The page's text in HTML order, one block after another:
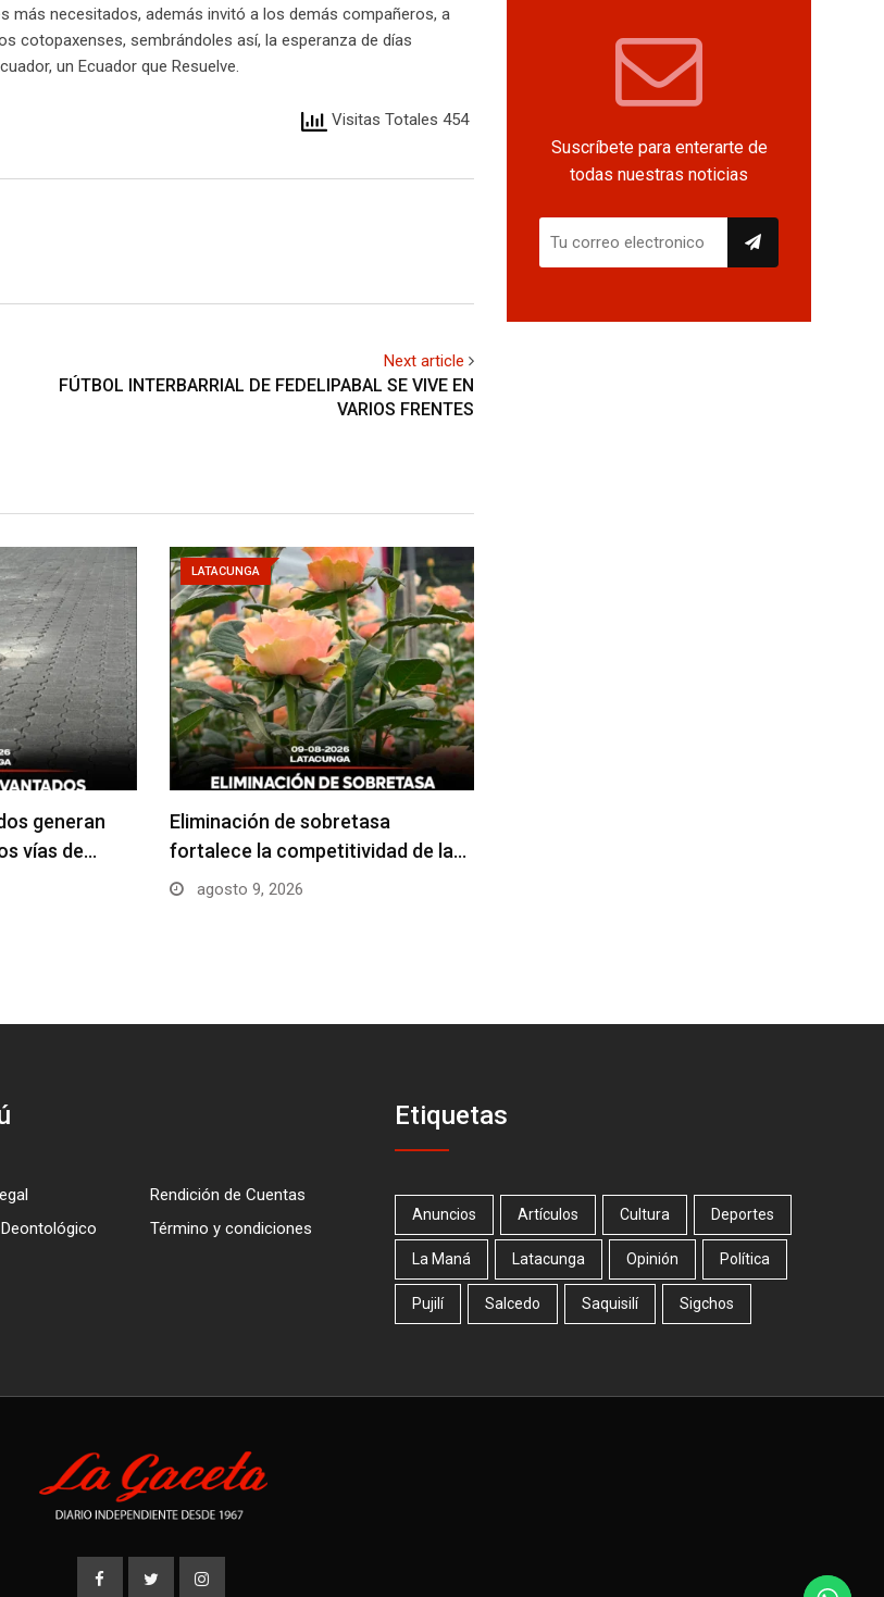
necesitados, además invitó a los demás compañeros, a
cotopaxenses, sembrándoles así, la esperanza de días
un Ecuador que Resuelve.
Visitas Totales 454
Next article
FÚTBOL INTERBARRIAL DE FEDELIPABAL SE VIVE EN
VARIOS FRENTES
generan
vías de…
LATACUNGA
Eliminación de sobretasa
fortalece la competitividad de la…
agosto 9, 2026
Suscríbete para enterarte de
todas nuestras noticias
Rendición de Cuentas
Término y condiciones
Etiquetas
Anuncios Artículos Cultura Deportes
La Maná Latacunga Opinión Política
Pujilí Salcedo Saquisilí Sigchos